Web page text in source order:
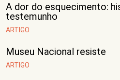
A dor do esquecimento:
testemunho
ARTIGO
Museu Nacional resiste
ARTIGO